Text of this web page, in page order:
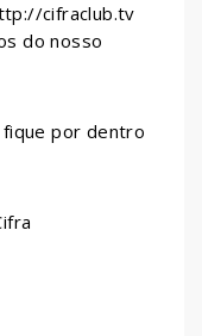
cifraclub.tv
do nosso
fique por dentro